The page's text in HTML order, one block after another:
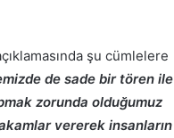
şu cümlelere
de sade bir tören ile
zorunda olduğumuz
vererek insanların